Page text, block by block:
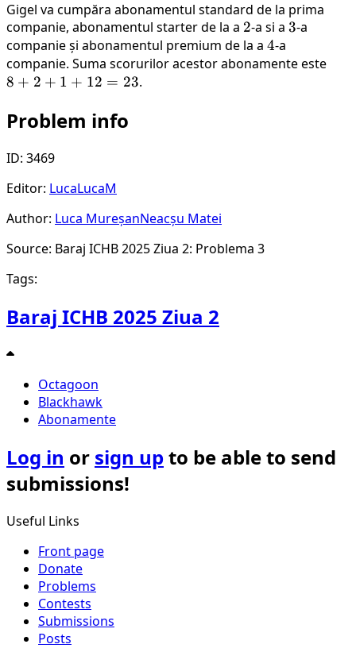
Gigel va cumpăra abonamentul standard de la prima
companie, abonamentul starter de la a 2
2-a si a 3
3-a
companie și abonamentul premium de la a 4
4-a
companie. Suma scorurilor acestor abonamente este
8 + 2 + 1 + 12 = 23.
Problem info
ID: 3469
Editor: LucaLucaM
Author: Luca MureșanNeacșu Matei
Source: Baraj ICHB 2025 Ziua 2: Problema 3
Tags:
Baraj ICHB 2025 Ziua 2
Octagoon
Blackhawk
Abonamente
Log in or sign upto be able to send
submissions!
Useful Links
Front page
Donate
Problems
Contests
Submissions
Posts